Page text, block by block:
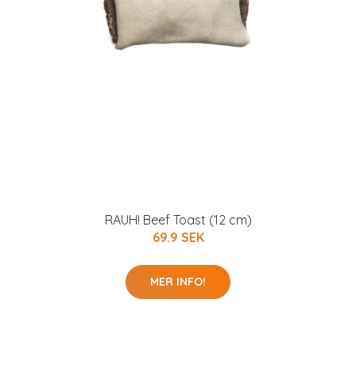
RAUH! Beef Toast (12 cm)
69.9 SEK
MER INFO!